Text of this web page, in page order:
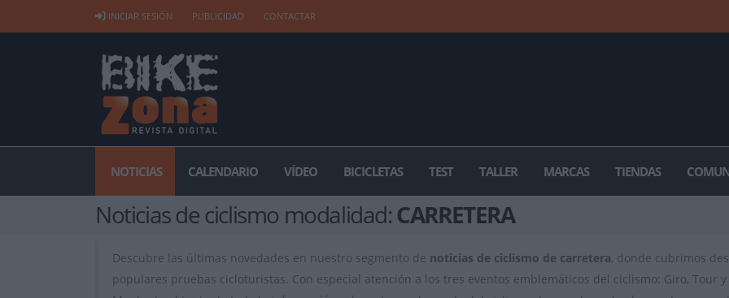
INICIAR SESIÓN PUBLICIDAD CONTACTAR
NOTICIAS CALENDARIO VÍDEO BICICLETAS TEST TALLER MARCAS TIENDAS
Noticias de ciclismo modalidad: CARRETERA
Descubre las últimas novedades en nuestro segmento de noticias de ciclismo de carretera, donde cubrimos
populares pruebas cicloturistas. Con especial atención a los tres eventos emblemáticos del ciclismo: Giro, Tour